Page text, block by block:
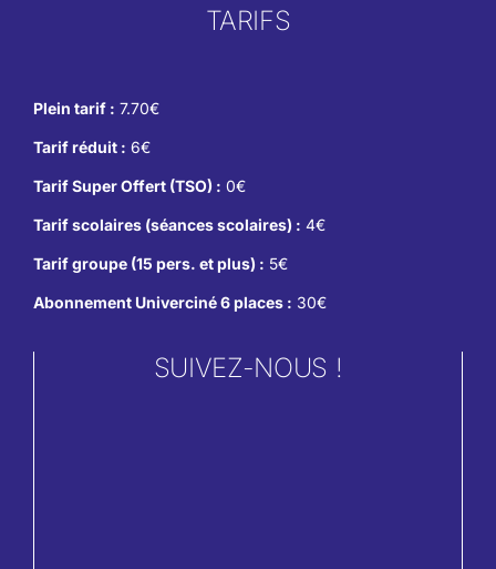
TARIFS
Plein tarif : 7.70€
Tarif réduit : 6€
Tarif Super Offert (TSO) : 0€
Tarif scolaires (séances scolaires) : 4€
Tarif groupe (15 pers. et plus) : 5€
Abonnement Univerciné 6 places : 30€
SUIVEZ-NOUS !